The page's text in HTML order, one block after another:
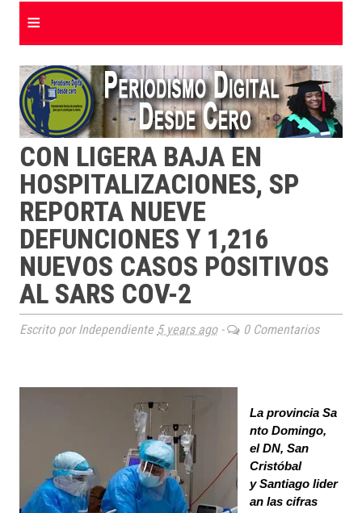
≡
CON LIGERA BAJA EN
HOSPITALIZACIONES, SP
REPORTA NUEVE
DEFUNCIONES Y 1,216
NUEVOS CASOS POSITIVOS
AL SARS COV-2
Escrito por Independiente 5 years ago- 0 Comentarios
La provincia Sa
nto Domingo,
el DN, San
Cristóbal
y Santiago lider
an las cifras